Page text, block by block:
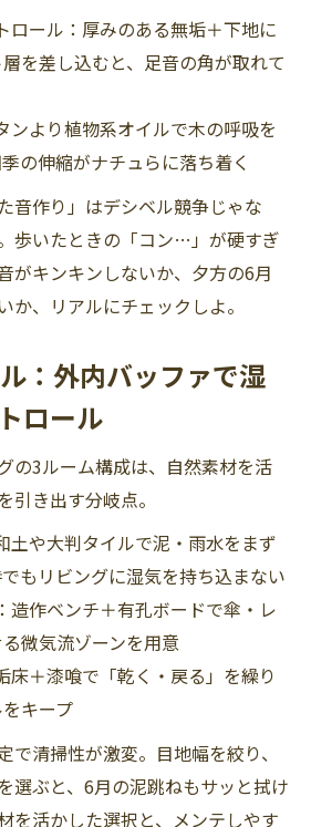
ロール：厚みのある無垢＋下地に
を差し込むと、足音の角が取れて
ンより植物系オイルで木の呼吸を
の伸縮がナチュらに落ち着く
音作り」はデシベル競争じゃな
歩いたときの「コン…」が硬すぎ
がキンキンしないか、夕方の6月
か、リアルにチェックしよ。
：外内バッファで湿
ロール
の3ルーム構成は、自然素材を活
引き出す分岐点。
土や大判タイルで泥・雨水をまず
もリビングに湿気を持ち込まない
造作ベンチ＋有孔ボードで傘・レ
微気流ゾーンを用意
床＋漆喰で「乾く・戻る」を繰り
キープ
で清掃性が激変。目地幅を絞り、
選ぶと、6月の泥跳ねもサッと拭け
を活かした選択と、メンテしやす